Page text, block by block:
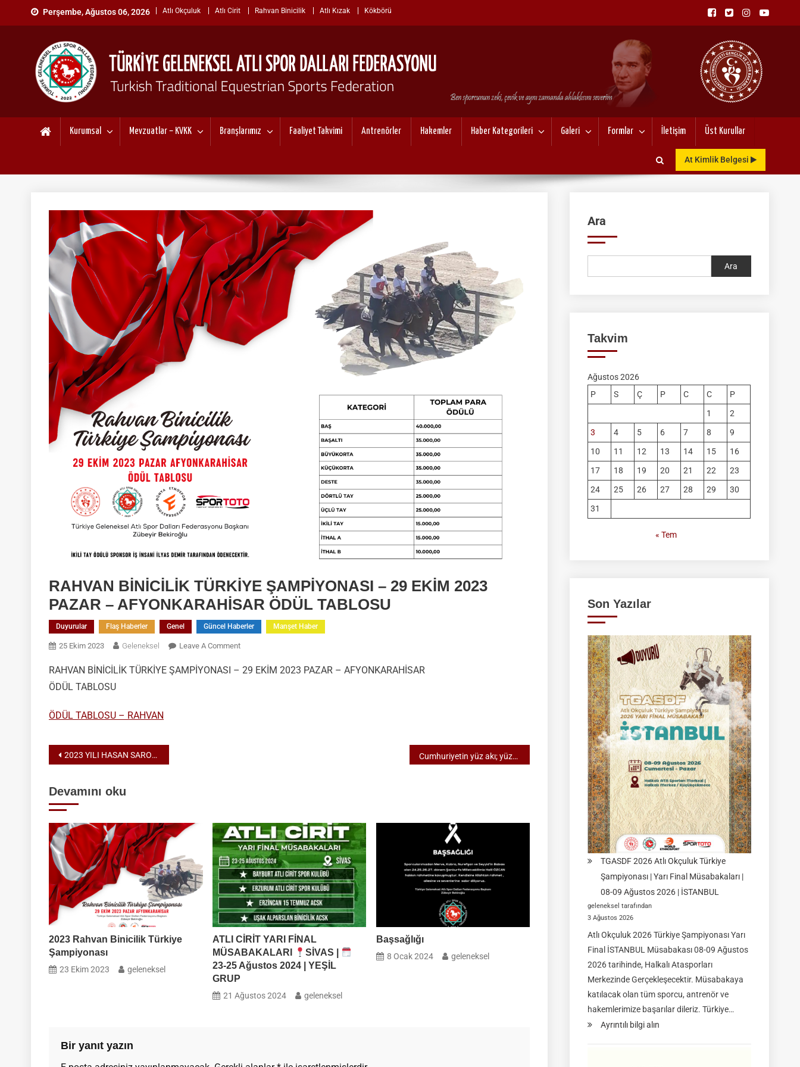
Perşembe, Ağustos 06, 2026 Atlı Okçuluk Atlı Cirit Rahvan Binicilik Atlı Kızak Kökbörü
TÜRKİYE GELENEKSEL ATLI SPOR DALLARI FEDERASYONU
"Gelenekten, Geleceğe "
Kurumsal Mevzuatlar – KVKK Branşlarımız Faaliyet Takvimi Antrenörler Hakemler Haber Kategorileri Galeri Formlar İletişim Üst Kurullar
At Kimlik Belgesi
RAHVAN BİNİCİLİK TÜRKİYE ŞAMPİYONASI – 29 EKİM 2023
PAZAR – AFYONKARAHİSAR ÖDÜL TABLOSU
Duyurular Flaş Haberler Genel Güncel Haberler Manşet Haber
25 Ekim 2023 Geleneksel Leave A CommentOn
BİNİCİLİK
TABLOSU
RAHVAN BİNİCİLİK TÜRKİYE ŞAMPİYONASI – 29 EKİM 2023 PAZAR – AFYONKARAHİSAR
ÖDÜL TABLOSU
ÖDÜL TABLOSU – RAHVAN
Yazı
2023 YILI HASAN SAROL SEZONU 27-29 EKİM 2023 ATLI CİRİT 1. LİG B GRUBU MÜSABAKASI Cumhuriyetin yüz akı; yüzde yüz gençlik, yüzde yüz spor!
Devamını oku
2023 Rahvan Binicilik Türkiye
Şampiyonası
23 Ekim 2023 geleneksel
ATLI CİRİT YARI FİNAL
MÜSABAKALARI
SİVAS |
23-25 Ağustos 2024 | YEŞİL
GRUP
21 Ağustos 2024 geleneksel
Başsağlığı
8 Ocak 2024 geleneksel
Bir yanıt yazın
Ara
Ara
Takvim
Ağustos 2026
P
S Ç P C C
P
1
2
3
4 5 6 7 8
9
10
11 12 13 14 15
16
17
18 19 20 21 22
23
24
25 26 27 28 29
30
31
« Tem
Son Yazılar
TGASDF 2026 Atlı Okçuluk Türkiye
Şampiyonası | Yarı Final Müsabakaları |
08-09 Ağustos 2026 | İSTANBUL
geleneksel tarafından
3 Ağustos 2026
Atlı Okçuluk 2026 Türkiye Şampiyonası Yarı
Final İSTANBUL Müsabakası 08-09 Ağustos
2026 tarihinde, Halkalı Atasporları
Merkezinde Gerçekleşecektir. Müsabakaya
katılacak olan tüm sporcu, antrenör ve
hakemlerimize başarılar dileriz. Türkiye…
Ayrıntılı bilgi alın